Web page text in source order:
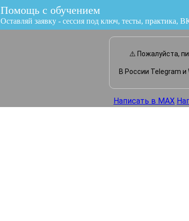
Помощь с обучением
Оставляй заявку - сессия под ключ, тесты, практика,
или
⚠️ Пожалуйста,
В России Telegram
Написать в MAX